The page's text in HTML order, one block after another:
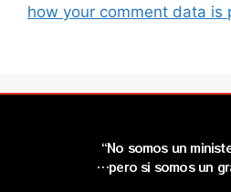
how your comment data is
“No somos un
…pero si somos un